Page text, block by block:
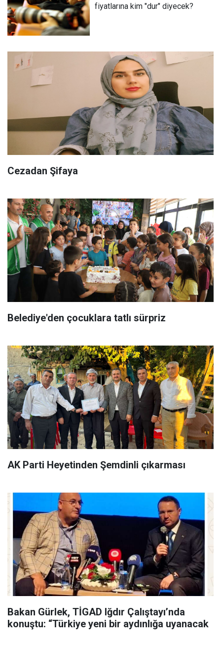
fiyatlarına kim "dur" diyecek?
​Cezadan Şifaya
Belediye'den çocuklara tatlı sürpriz
AK Parti Heyetinden Şemdinli çıkarması
Bakan Gürlek, TİGAD Iğdır Çalıştayı’nda
konuştu: “Türkiye yeni bir aydınlığa uyanacak